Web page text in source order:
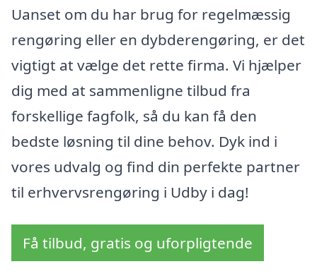
Uanset om du har brug for regelmæssig
rengøring eller en dybderengøring, er det
vigtigt at vælge det rette firma. Vi hjælper
dig med at sammenligne tilbud fra
forskellige fagfolk, så du kan få den
bedste løsning til dine behov. Dyk ind i
vores udvalg og find din perfekte partner
til erhvervsrengøring i Udby i dag!
Få tilbud, gratis og uforpligtende